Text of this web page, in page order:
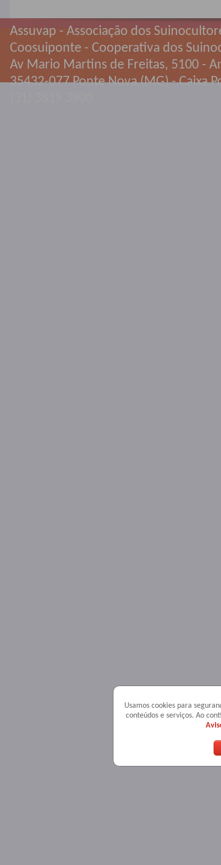
Usamos cookies para
conteúdos e serviços. Ao
Assuvap - Associação dos
Coosuiponte - Cooperativa dos
Av Mario Martins de Freitas, 5100 -
35432-077 Ponte Nova (MG) - Caixa